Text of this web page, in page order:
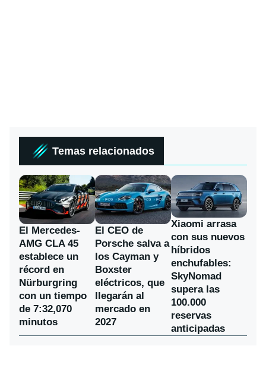
Temas relacionados
El Mercedes-
AMG CLA 45
establece un
récord en
Nürburgring
con un tiempo
de 7:32,070
minutos
El CEO de
Porsche salva a
los Cayman y
Boxster
eléctricos, que
llegarán al
mercado en
2027
Xiaomi arrasa
con sus nuevos
híbridos
enchufables:
SkyNomad
supera las
100.000
reservas
anticipadas